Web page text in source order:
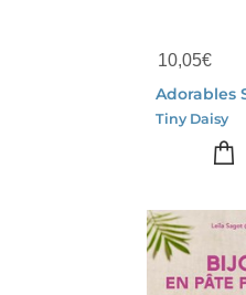
10,05€
Tiny Daisy